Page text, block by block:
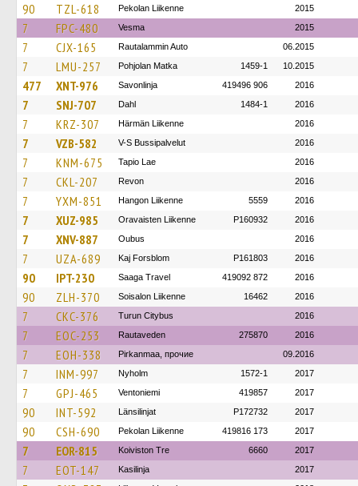
90 TZL-618 Pekolan Liikenne 2015
7 FPC-480 Vesma 2015
7 CJX-165 Rautalammin Auto 06.2015
7 LMU-257 Pohjolan Matka 1459-1 10.2015
477 XNT-976 Savonlinja 419496 906 2016
7 SNJ-707 Dahl 1484-1 2016
7 KRZ-307 Härmän Liikenne 2016
7 VZB-582 V-S Bussipalvelut 2016
7 KNM-675 Tapio Lae 2016
7 CKL-207 Revon 2016
7 YXM-851 Hangon Liikenne 5559 2016
7 XUZ-985 Oravaisten Liikenne P160932 2016
7 XNV-887 Oubus 2016
7 UZA-689 Kaj Forsblom P161803 2016
90 IPT-230 Saaga Travel 419092 872 2016
90 ZLH-370 Soisalon Liikenne 16462 2016
7 CKC-376 Turun Citybus 2016
7 EOC-253 Rautaveden 275870 2016
7 EOH-338 Pirkanmaa, прочие 09.2016
7 INM-997 Nyholm 1572-1 2017
7 GPJ-465 Ventoniemi 419857 2017
90 INT-592 Länsilinjat P172732 2017
90 CSH-690 Pekolan Liikenne 419816 173 2017
7 EOR-815 Koiviston Tre 6660 2017
7 EOT-147 Kasilinja 2017